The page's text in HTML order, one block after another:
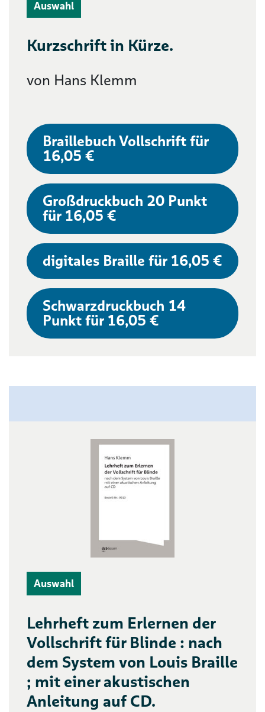
Auswahl
Kurzschrift in Kürze.
von Hans Klemm
Braillebuch Vollschrift für
16,05 €
Großdruckbuch 20 Punkt
für 16,05 €
digitales Braille für 16,05 €
Schwarzdruckbuch 14
Punkt für 16,05 €
Auswahl
Lehrheft zum Erlernen der
Vollschrift für Blinde : nach
dem System von Louis Braille
; mit einer akustischen
Anleitung auf CD.